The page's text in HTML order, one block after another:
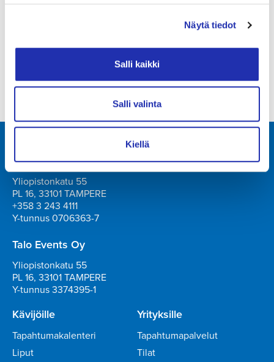
Näytä tiedot
Salli kaikki
Salli valinta
Kiellä
Tuotanto: Tampere-talo ja Heidi Heinonen
Tampere-talo Oy
Yliopistonkatu 55
PL 16, 33101 TAMPERE
+358 3 243 4111
Y-tunnus 0706363-7
Talo Events Oy
Yliopistonkatu 55
PL 16, 33101 TAMPERE
Y-tunnus 3374395-1
Kävijöille
Tapahtumakalenteri
Liput
Yrityksille
Tapahtumapalvelut
Tilat